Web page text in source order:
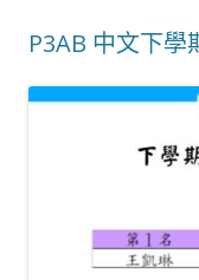
P3AB 中文下學